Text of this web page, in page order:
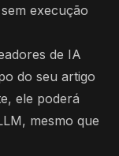
execução
de IA
do seu artigo
ele poderá
mesmo que